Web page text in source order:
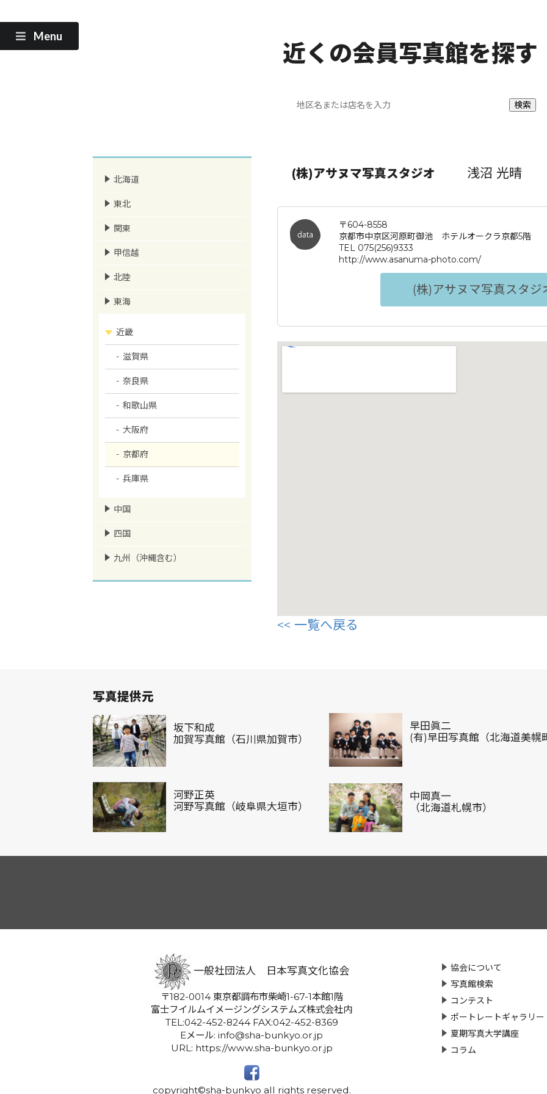
Menu
近くの会員写真館を探す
(株)アサヌマ写真スタジオ 浅沼 光晴
〒604-8558
京都市中京区河原町御池 ホテルオークラ京都5階
TEL 075(256)9333
http://www.asanuma-photo.com/
(株)アサヌマ写真スタ
一覧へ戻る
北海道
東北
関東
甲信越
北陸
東海
近畿
滋賀県
奈良県
和歌山県
大阪府
京都府
兵庫県
中国
四国
九州（沖縄含む）
写真提供元
坂下和成
加賀写真館（石川県加賀市）
早田眞二
(有)早田写真館（北海道美幌
河野正英
河野写真館（岐阜県大垣市）
中岡真一
（北海道札幌市）
協会について
写真館検索
コンテスト
ポートレートギャラリー
夏期写真大学講座
コラム
一般社団法人 日本写真文化協会
〒182-0014 東京都調布市柴崎1-67-1本館1階
富士フイルムイメージングシステムズ株式会社内
TEL:042-452-8244 FAX:042-452-8369
Eメール: info@sha-bunkyo.or.jp
URL: https://www.sha-bunkyo.or.jp
copyright©sha-bunkyo all rights reserved.